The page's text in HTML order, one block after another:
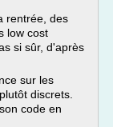
rentrée, des
low cost
si sûr, d'après
sur les
discrets.
code en